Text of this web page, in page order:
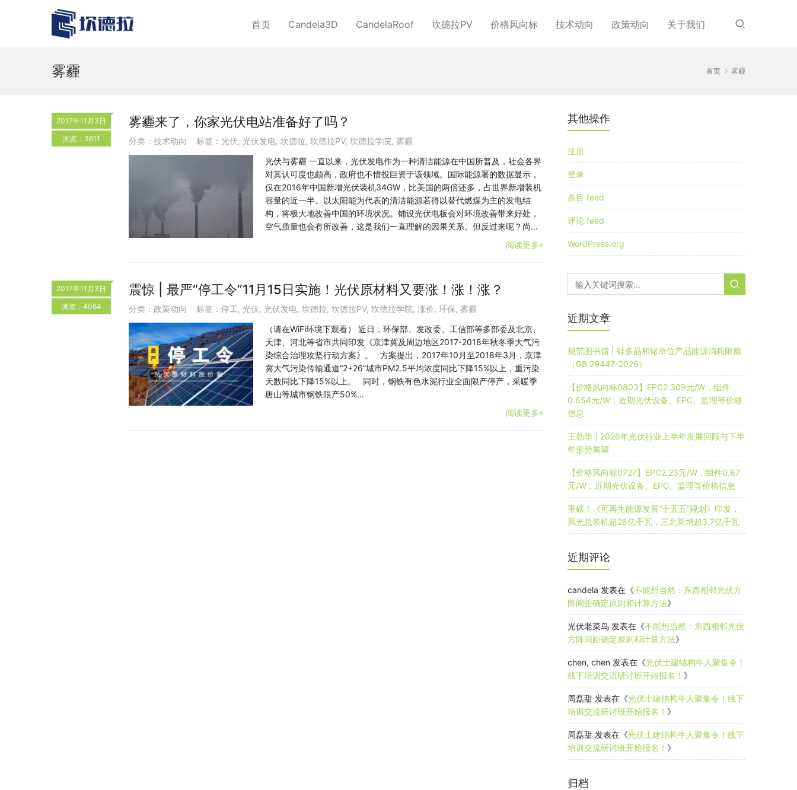
首页 Candela3D CandelaRoof 坎德拉PV 价格风向标 技术动向 政策动向 关于我们
首页 雾霾
雾霾
2017年11月3日
浏览：3611
雾霾来了，你家光伏电站准备好了吗？
分类： 技术动向 标签： 光伏, 光伏发电, 坎德拉, 坎德拉PV, 坎德拉学院, 雾霾
光伏与雾霾 一直以来，光伏发电作为一种清洁能源在中国所普及，社会各界
对其认可度也颇高，政府也不惜投巨资于该领域。国际能源署的数据显示，
仅在2016年中国新增光伏装机34GW，比美国的两倍还多，占世界新增装机
容量的近一半。以太阳能为代表的清洁能源若得以替代燃煤为主的发电结
构，将极大地改善中国的环境状况。铺设光伏电板会对环境改善带来好处，
空气质量也会有所改善，这是我们一直理解的因果关系。但反过来呢？尚…
阅读更多»
2017年11月3日
浏览：4064
震惊 | 最严“停工令”11月15日实施！光伏原材料又要涨！涨！涨？
分类： 政策动向 标签： 停工, 光伏, 光伏发电, 坎德拉, 坎德拉PV, 坎德拉学院, 涨价, 环保, 雾霾
（请在WiFi环境下观看） 近日，环保部、发改委、工信部等多部委及北京、
天津、河北等省市共同印发《京津冀及周边地区2017-2018年秋冬季大气污
染综合治理攻坚行动方案》。 方案提出，2017年10月至2018年3月，京津
冀大气污染传输通道“2+26”城市PM2.5平均浓度同比下降15%以上，重污染
天数同比下降15%以上。 同时，钢铁有色水泥行业全面限产停产，采暖季
唐山等城市钢铁限产50%…
阅读更多»
其他操作
注册
登录
条目 feed
评论 feed
WordPress.org
近期文章
规范图书馆 | 硅多晶和锗单位产品能源消耗限额
（GB 29447-2026）
【价格风向标0803】EPC2.309元/W，组件
0.654元/W，近期光伏设备、EPC、监理等价格
信息
王勃华 | 2026年光伏行业上半年发展回顾与下半
年形势展望
【价格风向标0727】EPC2.23元/W，组件0.67
元/W，近期光伏设备、EPC、监理等价格信息
重磅！《可再生能源发展“十五五”规划》印发，
风光总装机超28亿千瓦，三北新增超3.7亿千瓦
近期评论
candela 发表在《不能想当然：东西相邻光伏方
阵间距确定原则和计算方法》
光伏老菜鸟 发表在《不能想当然：东西相邻光伏
方阵间距确定原则和计算方法》
chen, chen 发表在《光伏土建结构牛人聚集令！
线下培训交流研讨班开始报名！ 》
周磊甜 发表在《光伏土建结构牛人聚集令！线下
培训交流研讨班开始报名！ 》
周磊甜 发表在《光伏土建结构牛人聚集令！线下
培训交流研讨班开始报名！ 》
归档